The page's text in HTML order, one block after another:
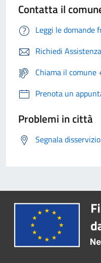
Contatta il
Leggi le domande
Richiedi Assistenza
Chiama il
Prenota un
Problemi in città
Segnala disservizio